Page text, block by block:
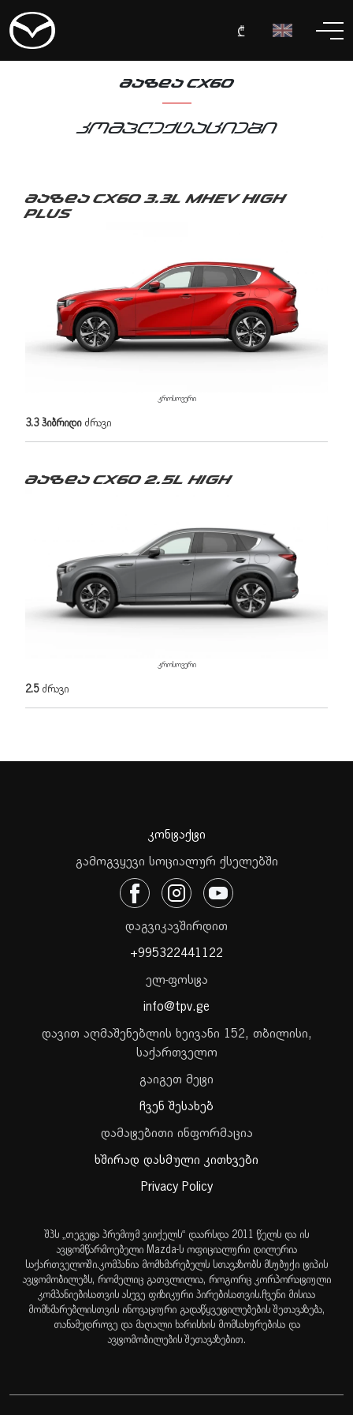
₾
ᲛᲐᲖᲓᲐ CX60
კომპლექტაციები
მაზდა CX60 3.3L MHEV HIGH
PLUS
კროსოვერი
3.3 ჰიბრიდიძრავი
მაზდა CX60 2.5L High
კროსოვერი
2.5ძრავი
კონტაქტი
გამოგვყევი სოციალურ ქსელებში
დაგვიკავშირდით
+995322441122
ელ-ფოსტა
info@tpv.ge
დავით აღმაშენებლის ხეივანი 152, თბილისი,
საქართველო
გაიგეთ მეტი
ჩვენ შესახებ
დამატებითი ინფორმაცია
ხშირად დასმული კითხვები
Privacy Policy
შპს „თეგეტა პრემიუმ ვიიქელს“ დაარსდა 2011 წელს და ის
ავტომწარმოებელი Mazda-ს ოფიციალური დილერია
საქართველოში.კომპანია მომხმარებელს სთავაზობს მსუბუქი ტიპის
ავტომობილებს, რომელიც გათვლილია, როგორც კორპორატიული
კომპანიებისათვის ასევე ფიზიკური პირებისათვის.ჩვენი მისიაა
მომხმარებლისთვის ინოვაციური გადაწყვეტილებების შეთავაზება,
თანამედროვე და მაღალი ხარისხის მომსახურებისა და
ავტომობილების შეთავაზებით.